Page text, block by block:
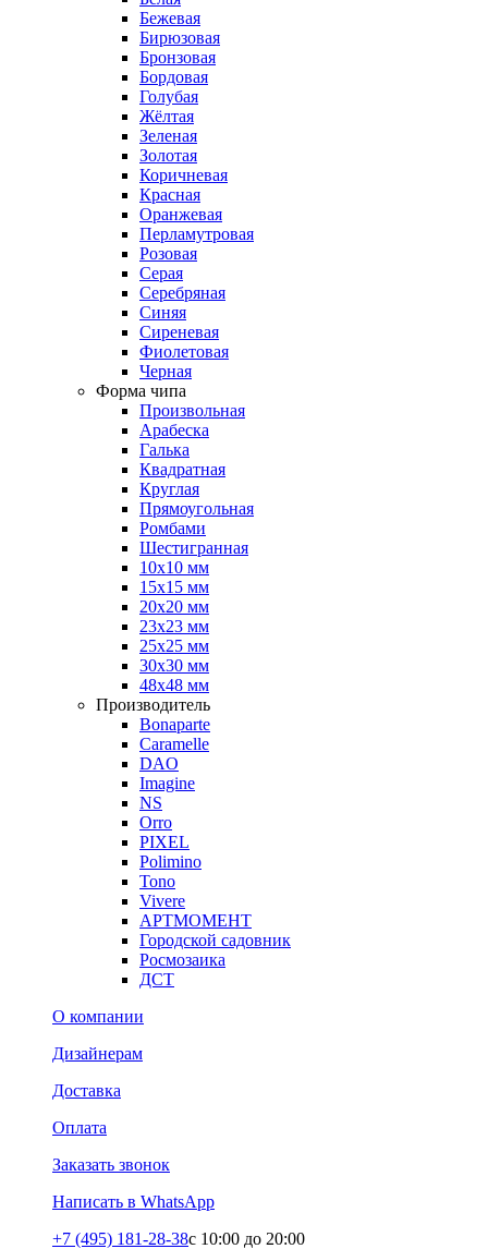
Бежевая
Бирюзовая
Бронзовая
Бордовая
Голубая
Жёлтая
Зеленая
Золотая
Коричневая
Красная
Оранжевая
Перламутровая
Розовая
Серая
Серебряная
Синяя
Сиреневая
Фиолетовая
Черная
Форма чипа
Произвольная
Арабеска
Галька
Квадратная
Круглая
Прямоугольная
Ромбами
Шестигранная
10х10 мм
15х15 мм
20х20 мм
23х23 мм
25х25 мм
30х30 мм
48х48 мм
Производитель
Bonaparte
Caramelle
DAO
Imagine
NS
Orro
PIXEL
Polimino
Tono
Vivere
АРТМОМЕНТ
Городской садовник
Росмозаика
ДСТ
О компании
Дизайнерам
Доставка
Оплата
Заказать звонок
Написать в WhatsApp
+7 (495) 181-28-38c 10:00 до 20:00